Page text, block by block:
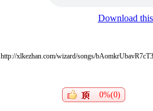
http://xlkezhan.com/wizard/songs/
0%(0)